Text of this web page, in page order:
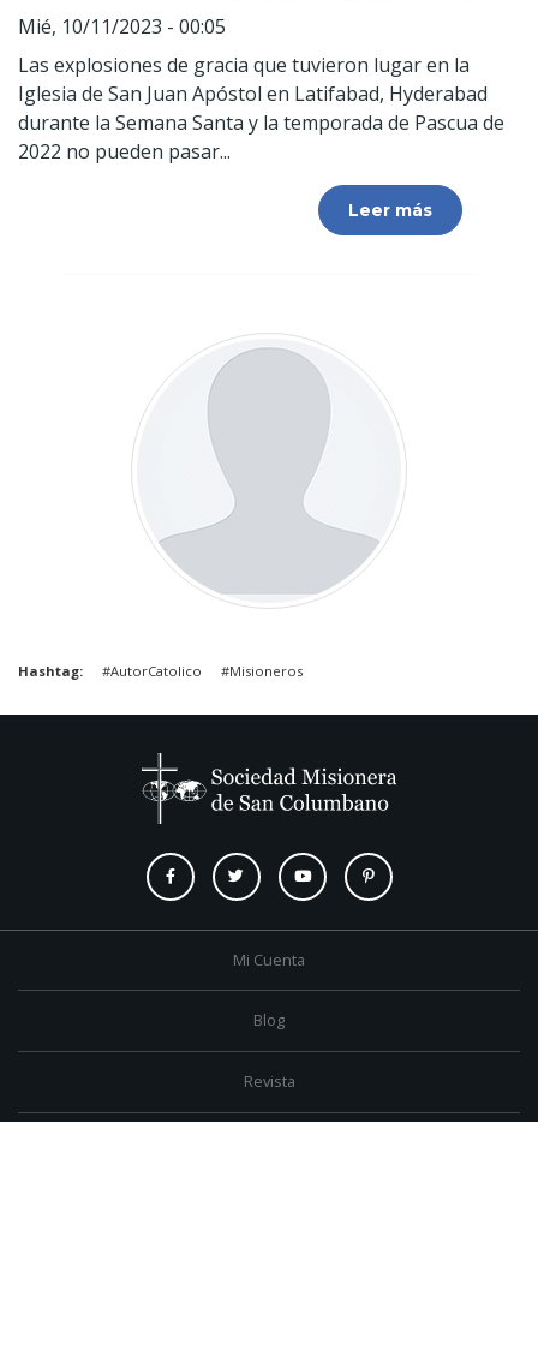
Mié, 10/11/2023 - 00:05
Las explosiones de gracia que tuvieron lugar en la
Iglesia de San Juan Apóstol en Latifabad, Hyderabad
durante la Semana Santa y la temporada de Pascua de
2022 no pueden pasar...
Leer más
Hashtag #AutorCatolico #Misioneros
Mi Cuenta
Blog
Revista